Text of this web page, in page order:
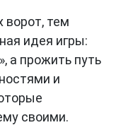
ворот, тем
идея игры:
а прожить путь
и
своими.